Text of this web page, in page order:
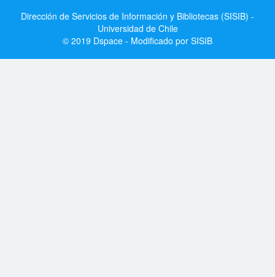
Dirección de Servicios de Información y Bibliotecas (SISIB) -
Universidad de Chile
© 2019 Dspace - Modificado por SISIB